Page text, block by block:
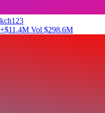
kch123
+$11.4M Vol $298.6M